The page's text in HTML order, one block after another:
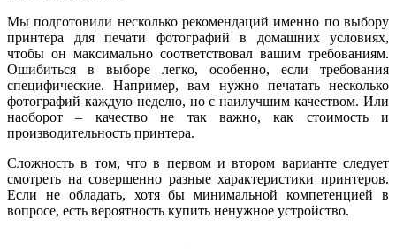
Мы подготовили несколько рекомендаций именно по выбору
принтера для печати фотографий в домашних условиях,
чтобы он максимально соответствовал вашим требованиям.
Ошибиться в выборе легко, особенно, если требования
специфические. Например, вам нужно печатать несколько
фотографий каждую неделю, но с наилучшим качеством. Или
наоборот – качество не так важно, как стоимость и
производительность принтера.
Сложность в том, что в первом и втором варианте следует
смотреть на совершенно разные характеристики принтеров.
Если не обладать, хотя бы минимальной компетенцией в
вопросе, есть вероятность купить ненужное устройство.